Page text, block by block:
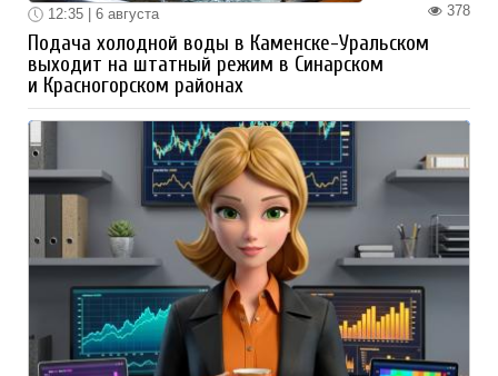
378
12:35 | 6 августа
Подача холодной воды в Каменске-Уральском
выходит на штатный режим в Синарском
и Красногорском районах